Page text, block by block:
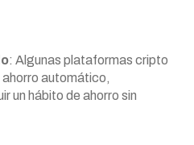
: Algunas plataformas cripto
automático,
un hábito de ahorro sin